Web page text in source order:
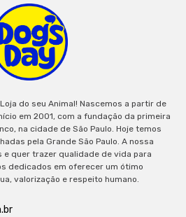
do seu Animal! Nascemos a partir de
em 2001, com a fundação da primeira
na cidade de São Paulo. Hoje temos
pela Grande São Paulo. A nossa
e quer trazer qualidade de vida para
dedicados em oferecer um ótimo
valorização e respeito humano.